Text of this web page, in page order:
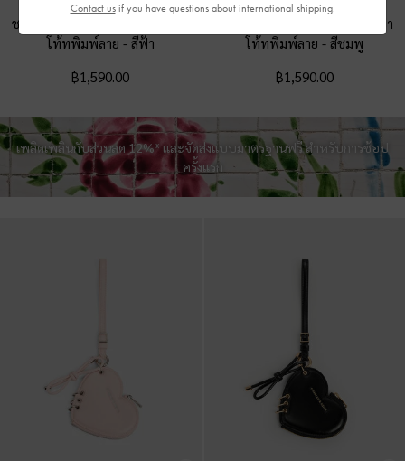
ชาร์มรูปเปลือกหอยพร้อมกระเป๋า
โท้ทพิมพ์ลาย - สีฟ้า
฿1,590.00
ชาร์มรูปเปลือกหอยพร้อมกระเป๋า
โท้ทพิมพ์ลาย - สีชมพู
฿1,590.00
เพลิดเพลินกับส่วนลด 12%* และจัดส่งแบบมาตรฐานฟรี สำหรับการช้อป
ครั้งแรก
Contact usif you have questions about international shipping.